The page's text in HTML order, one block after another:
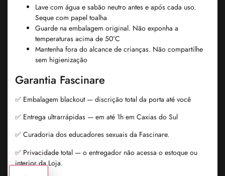
Lave com água e sabão neutro antes e após cada uso.
Seque com papel toalha
Guarde na embalagem original. Não exponha a
temperaturas acima de 50°C
Mantenha fora do alcance de crianças. Não compartilhe
sem higienização
Garantia Fascinare
✅ Embalagem blackout — discrição total da porta até você
✅ Entrega ultrarrápidas — em até 1h em Caxias do Sul
✅ Curadoria dos educadores sexuais da Fascinare.
✅ Privacidade total — o entregador não acessa o estoque ou
interior da Loja.